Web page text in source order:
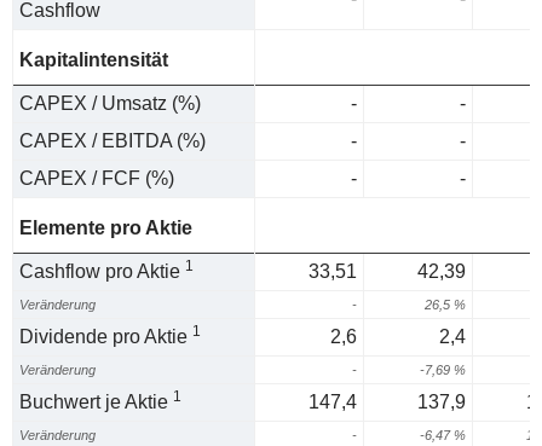
Cashflow
Kapitalintensität
CAPEX / Umsatz (%) -
-
CAPEX / EBITDA (%)
-
-
CAPEX / FCF (%)
- -
Elemente pro Aktie
Cashflow pro Aktie 1 33,51 42,39
Veränderung - 26,5 %
Dividende pro Aktie 1 2,6 2,4
Veränderung - -7,69 %
Buchwert je Aktie 1 147,4 137,9
Veränderung - -6,47 %